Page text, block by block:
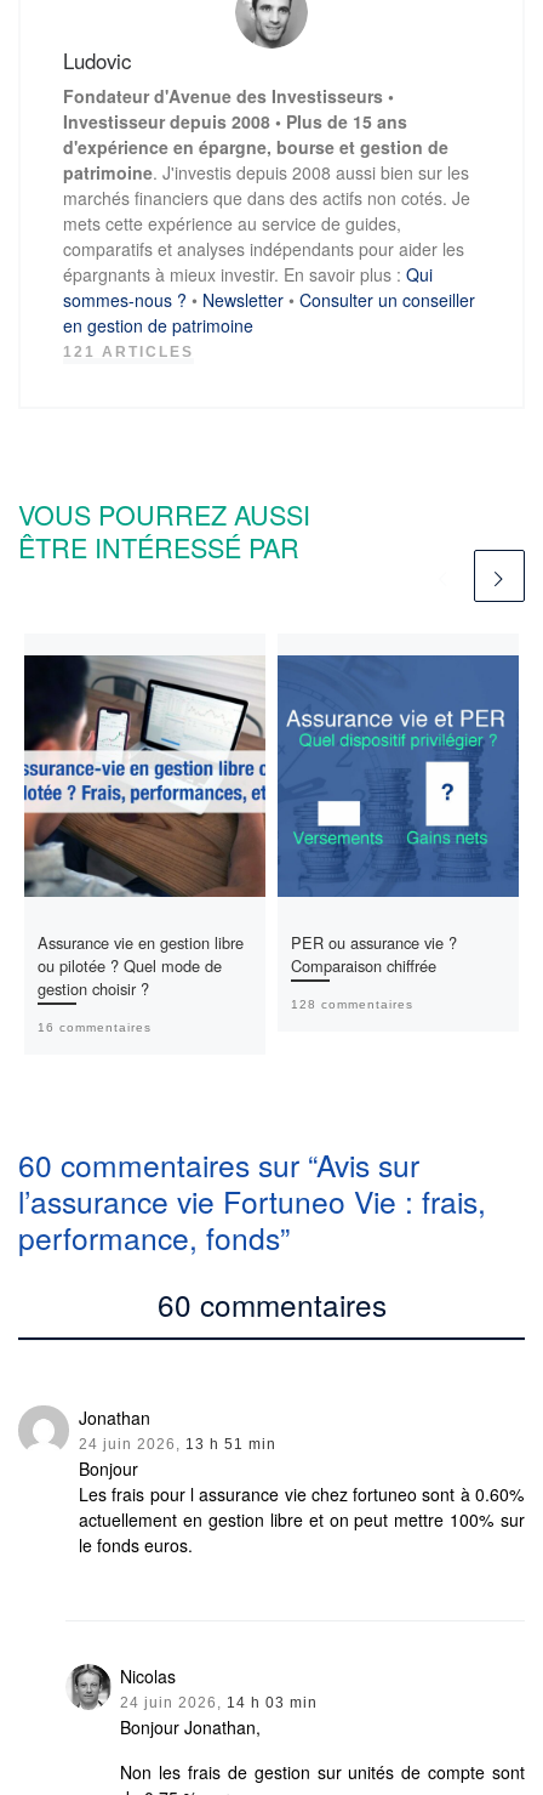
Ludovic
Fondateur d'Avenue des Investisseurs •
Investisseur depuis 2008 • Plus de 15 ans
d'expérience en épargne, bourse et gestion de
patrimoine. J'investis depuis 2008 aussi bien sur les
marchés financiers que dans des actifs non cotés. Je
mets cette expérience au service de guides,
comparatifs et analyses indépendants pour aider les
épargnants à mieux investir. En savoir plus :Qui
sommes-nous ? • Newsletter •Consulter un conseiller
en gestion de patrimoine
121 ARTICLES
VOUS POURREZ AUSSI
ÊTRE INTÉRESSÉ PAR
Assurance vie en gestion libre
ou pilotée ? Quel mode de
gestion choisir ?
16 commentaires
PER ou assurance vie ?
Comparaison chiffrée
128 commentaires
60 commentaires sur “Avis sur
l’assurance vie Fortuneo Vie : frais,
performance, fonds”
60 commentaires
Jonathan
24 juin 2026, 13 h 51 min
Bonjour
Les frais pour l assurance vie chez fortuneo sont à 0.60%
actuellement en gestion libre et on peut mettre 100% sur
le fonds euros.
Nicolas
24 juin 2026, 14 h 03 min
Bonjour Jonathan,
Non les frais de gestion sur unités de compte sont